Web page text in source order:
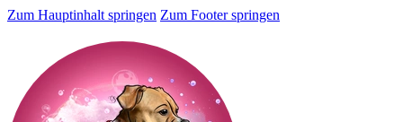
Zum Hauptinhalt springen Zum Footer springen